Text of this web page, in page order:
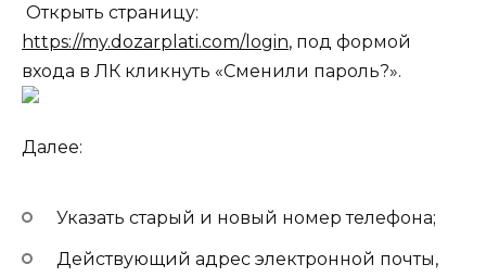
Открыть страницу:
https://my.dozarplati.com/login, под формой
входа в ЛК кликнуть «Сменили пароль?».
Далее:
Указать старый и новый номер телефона;
Действующий адрес электронной почты,